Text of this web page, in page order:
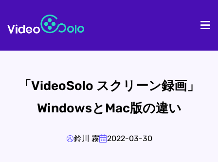
「VideoSolo スクリーン録画」
WindowsとMac版の違い
鈴川 霧 2022-03-30